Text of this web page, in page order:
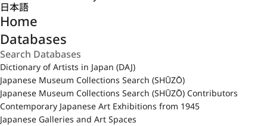
日本語
Home
Databases
Dictionary of Artists in Japan (DAJ)
Japanese Museum Collections Search (SHŪZŌ)
Japanese Museum Collections Search (SHŪZŌ) Contributors
Contemporary Japanese Art Exhibitions from 1945
Japanese Galleries and Art Spaces